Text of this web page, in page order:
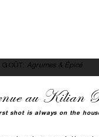
GOÛT: Agrumes & Épicé
_____
au Kilian
shot is always on the